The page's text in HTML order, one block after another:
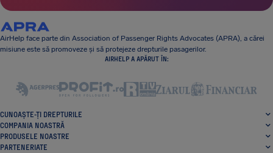
AirHelp face parte din Association of Passenger Rights Advocates (APRA), a cărei
misiune este să promoveze și să protejeze drepturile pasagerilor.
AIRHELP A APĂRUT ÎN:
CUNOAȘTE-ȚI DREPTURILE
COMPANIA NOASTRĂ
PRODUSELE NOASTRE
PARTENERIATE